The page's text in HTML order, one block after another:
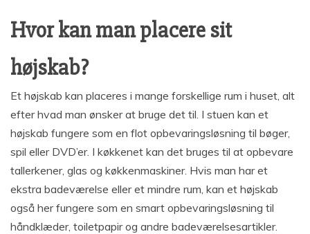
Hvor kan man placere sit
højskab?
Et højskab kan placeres i mange forskellige rum i huset, alt
efter hvad man ønsker at bruge det til. I stuen kan et
højskab fungere som en flot opbevaringsløsning til bøger,
spil eller DVD’er. I køkkenet kan det bruges til at opbevare
tallerkener, glas og køkkenmaskiner. Hvis man har et
ekstra badeværelse eller et mindre rum, kan et højskab
også her fungere som en smart opbevaringsløsning til
håndklæder, toiletpapir og andre badeværelsesartikler.